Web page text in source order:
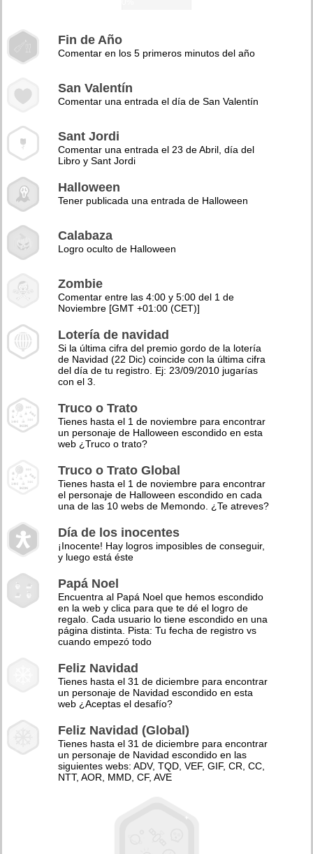
Fin de Año
Comentar en los 5 primeros minutos del año
San Valentín
Comentar una entrada el día de San Valentín
Sant Jordi
Comentar una entrada el 23 de Abril, día del
Libro y Sant Jordi
Halloween
Tener publicada una entrada de Halloween
Calabaza
Logro oculto de Halloween
Zombie
Comentar entre las 4:00 y 5:00 del 1 de
Noviembre [GMT +01:00 (CET)]
Lotería de navidad
Si la última cifra del premio gordo de la lotería
de Navidad (22 Dic) coincide con la última cifra
del día de tu registro. Ej: 23/09/2010 jugarías
con el 3.
Truco o Trato
Tienes hasta el 1 de noviembre para encontrar
un personaje de Halloween escondido en esta
web ¿Truco o trato?
Truco o Trato Global
Tienes hasta el 1 de noviembre para encontrar
el personaje de Halloween escondido en cada
una de las 10 webs de Memondo. ¿Te atreves?
Día de los inocentes
¡Inocente! Hay logros imposibles de conseguir,
y luego está éste
Papá Noel
Encuentra al Papá Noel que hemos escondido
en la web y clica para que te dé el logro de
regalo. Cada usuario lo tiene escondido en una
página distinta. Pista: Tu fecha de registro vs
cuando empezó todo
Feliz Navidad
Tienes hasta el 31 de diciembre para encontrar
un personaje de Navidad escondido en esta
web ¿Aceptas el desafío?
Feliz Navidad (Global)
Tienes hasta el 31 de diciembre para encontrar
un personaje de Navidad escondido en las
siguientes webs: ADV, TQD, VEF, GIF, CR, CC,
NTT, AOR, MMD, CF, AVE